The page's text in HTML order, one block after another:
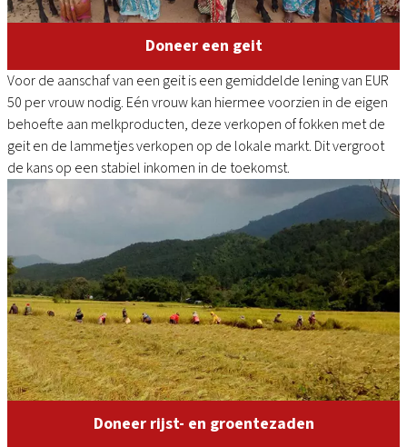
Doneer een geit
Voor de aanschaf van een geit is een gemiddelde lening van EUR
50 per vrouw nodig. Eén vrouw kan hiermee voorzien in de eigen
behoefte aan melkproducten, deze verkopen of fokken met de
geit en de lammetjes verkopen op de lokale markt. Dit vergroot
de kans op een stabiel inkomen in de toekomst.
Doneer rijst- en groentezaden